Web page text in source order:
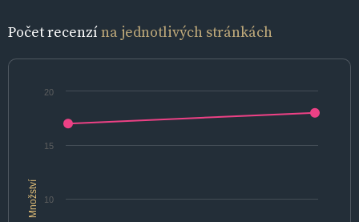
Počet recenzína jednotlivých stránkách
Množství 10
20
15